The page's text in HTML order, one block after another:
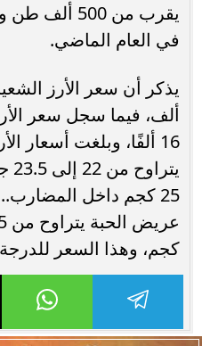
يقرب من 500
في العام الماضي.
ألف، فيما سجل سعر
16 ألفًا، وبلغت أسعار
25 كجم داخل
كجم، وهذا السعر للدرجة